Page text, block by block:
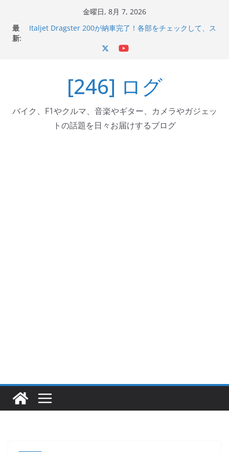
金曜日, 8月 7, 2026
最
新:
Italjet Dragster 200が納車完了！各部をチェックして、ス
器エフェクターが返礼品でもらえる！
Italjet Dragster 200のフロントISSサスの動きが判ったら
コーナリングが楽しくなった
[246] ログ
バイク、F1やクルマ、音楽やギター、カメラやガジェッ
トの話題を日々お届けするブログ